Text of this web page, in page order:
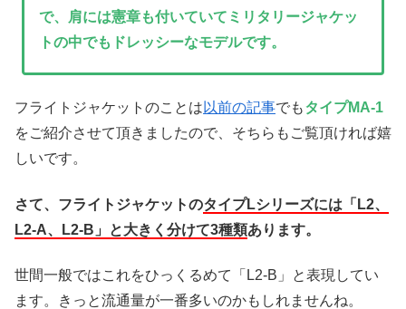
で、肩には憲章も付いていてミリタリージャケッ
トの中でもドレッシーなモデルです。
フライトジャケットのことは 以前の記事でもタイプMA-1
をご紹介させて頂きましたので、そちらもご覧頂ければ嬉
しいです。
さて、フライトジャケットのタイプLシリーズには「L2、
L2-A、L2-B」と大きく分けて3種類あります。
世間一般ではこれをひっくるめて「L2-B」と表現してい
ます。きっと流通量が一番多いのかもしれませんね。